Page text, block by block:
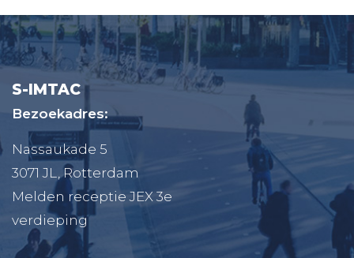
S-IMTAC
Bezoekadres:
Nassaukade 5
3071 JL, Rotterdam
Melden receptie JEX 3e
verdieping